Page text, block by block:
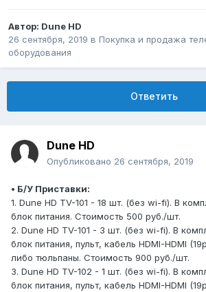
Автор: Dune HD
26 сентября, 2019 в Покупка и продажа
оборудования
Ответить
Dune HD
Опубликовано 26 сентября, 2019
• Б/У Приставки:
1. Dune HD TV-101 - 18 шт. (без wi-fi). В
блок питания. Стоимость 500 руб./шт.
2. Dune HD TV-101 - 3 шт. (без wi-fi). В
блок питания, пульт, кабель HDMI-HDMI
либо тюльпаны. Стоимость 900 руб./шт.
3. Dune HD TV-102 - 1 шт. (без wi-fi). В
блок питания, пульт, кабель HDMI-HDMI